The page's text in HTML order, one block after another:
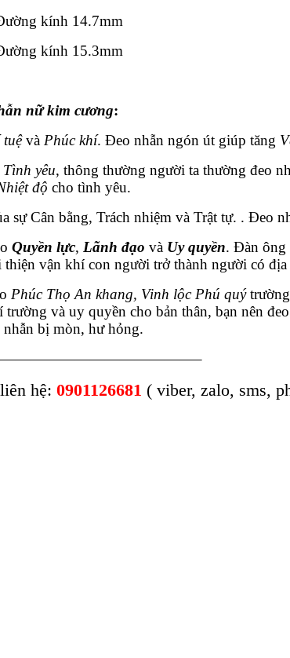
kính 14.7mm
kính 15.3mm
nữ kim cương:
tuệvà Phúc khí. Đeo nhẫn ngón út giúp tăng
Tình yêu, thông thường người ta thường đeo
độ cho tình yêu.
sự Cân bằng, Trách nhiệm và Trật tự. . Đeo
Quyền lực, Lãnh đạo và Uy quyền. Đàn ông
thiện vận khí con người trở thành người có
Phúc Thọ An khang, Vinh lộc Phú quýtrường
và uy quyền cho bản thân, bạn nên
nhẫn bị mòn, hư hỏng.
hệ: 0901126681 ( viber, zalo, sms,